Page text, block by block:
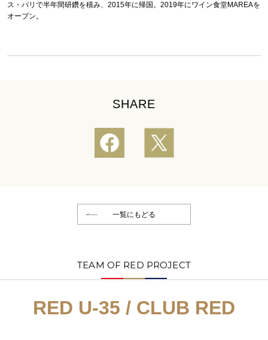
ス・パリで半年間研鑽を積み、2015年に帰国。2019年にワイン食堂MAREAを
オープン。
SHARE
一覧にもどる
TEAM OF RED PROJECT
RED U-35 / CLUB RED